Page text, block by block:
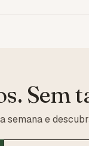
Sem
semana e